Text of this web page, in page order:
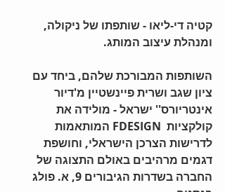
קטיה די-ליאו - שותפתו של ניקולה,
ומנהלת עיצוב המותג.
השותפות המבורכת שלהם, ביחד עם
ציון שגב ושרית פיינשטיין מ'דיור
אינטריורס'' ישראל - מולידה את
קולקציות  FDESIGN המותאמות
לדרישות הצרכן הישראלי, וחושפת
דגמים מרהיבים באולם התצוגה של
החברה בשדרות הגיבורים 9, א. פולג